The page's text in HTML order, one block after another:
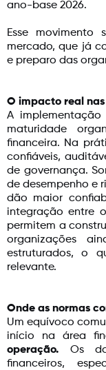
ano-base 2026.
Esse movimento
mercado, que já
e preparo das
O impacto real
A implementação
maturidade
financeira. Na
confiáveis,
de governança.
de desempenho e
dão maior
integração entre
permitem a
organizações
estruturados, o
relevante.
Onde as normas
Um equívoco
início na área
operação. Os
financeiros,